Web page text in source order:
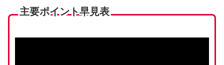
主要ポイント早見表